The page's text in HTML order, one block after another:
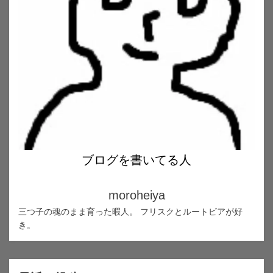
ブログを書いてる人
moroheiya
三つ子の魂のまま育った暇人。 フリスクとルートビアが好
き。